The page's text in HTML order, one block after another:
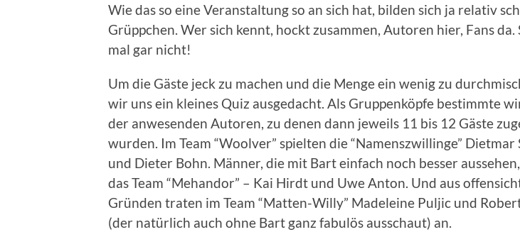
Wie das so eine Veranstaltung so an sich hat, bilden sich ja relativ
Grüppchen. Wer sich kennt, hockt zusammen, Autoren hier, Fans da.
mal gar nicht!
Um die Gäste jeck zu machen und die Menge ein wenig zu
wir uns ein kleines Quiz ausgedacht. Als Gruppenköpfe bestimmte
der anwesenden Autoren, zu denen dann jeweils 11 bis 12 Gäste
wurden. Im Team “Woolver” spielten die “Namenszwillinge” Dietmar
und Dieter Bohn. Männer, die mit Bart einfach noch besser
das Team “Mehandor” – Kai Hirdt und Uwe Anton. Und aus
Gründen traten im Team “Matten-Willy” Madeleine Puljic und
(der natürlich auch ohne Bart ganz fabulös ausschaut) an.